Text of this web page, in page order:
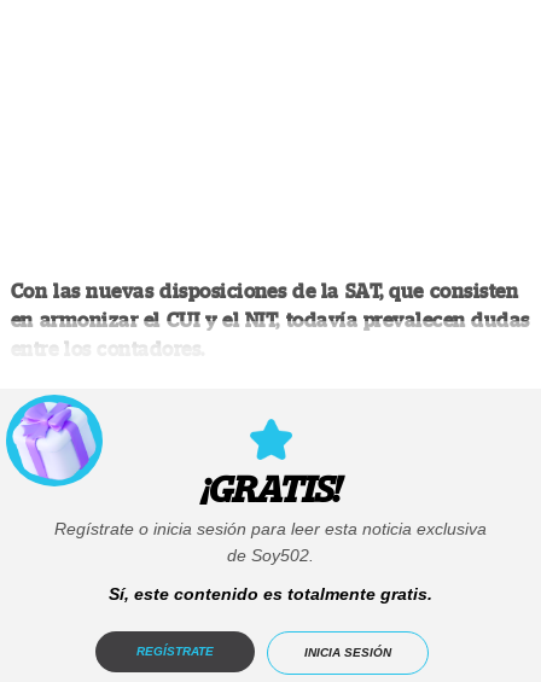
Con las nuevas disposiciones de la SAT, que consisten
en armonizar el CUI y el NIT, todavía prevalecen dudas
entre los contadores.
¡GRATIS!
Regístrate o inicia sesión para leer esta noticia exclusiva
de Soy502.
Sí, este contenido es totalmente gratis.
REGÍSTRATE INICIA SESIÓN